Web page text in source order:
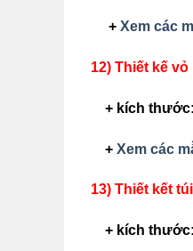
+ Xem các
12) Thiết kế vỏ
+ kích thước:
+ Xem các
13) Thiết kết
+ kích thước: